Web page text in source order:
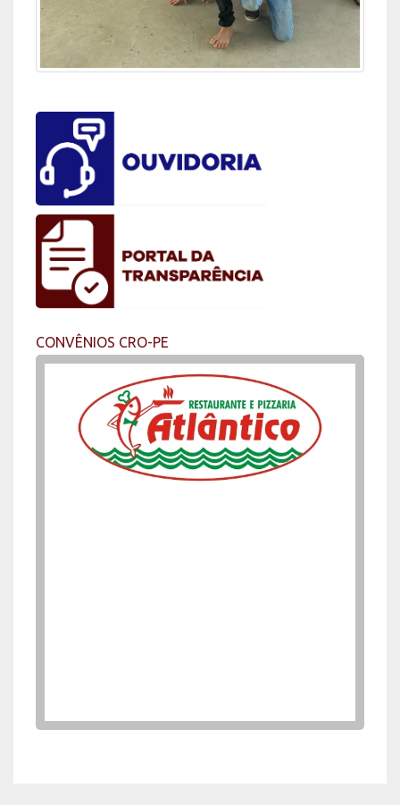
CONVÊNIOS CRO-PE